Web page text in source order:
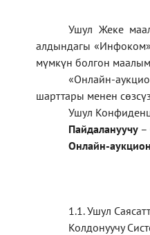
Ушул Жеке
алдындагы«Инфоком»
мүмкүн болгон
«Онлайн-
шарттары менен
Ушул
Пайдалануучу –
Онлайн-аукцион
1.1. Ушул
Колдонуучу